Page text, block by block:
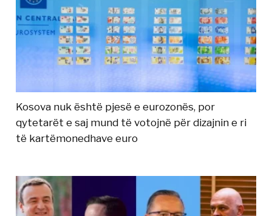
Kosova nuk është pjesë e eurozonës, por
qytetarët e saj mund të votojnë për dizajnin e ri
të kartëmonedhave euro